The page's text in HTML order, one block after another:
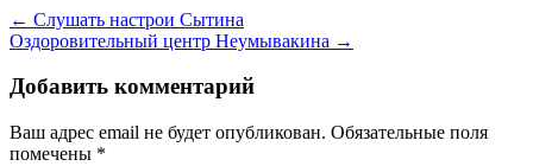
← Слушать настрои Сытина
Оздоровительный центр Неумывакина →
Добавить комментарий
Ваш адрес email не будет опубликован. Обязательные поля
помечены *